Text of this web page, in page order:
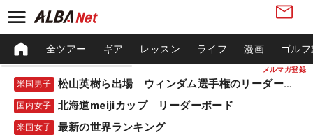
メルマガ登録
全ツアー ギア レッスン ライフ 漫画 ゴル
米国男子 松山英樹ら出場 ウィンダム選手権のリーダーボード
国内女子 北海道meijiカップ リーダーボード
米国女子 最新の世界ランキング